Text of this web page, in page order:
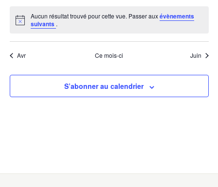
Notice
Aucun résultat trouvé pour cette vue. Passer auxévènements
suivants .
Avr Ce mois-ci Juin
S’abonner au calendrier